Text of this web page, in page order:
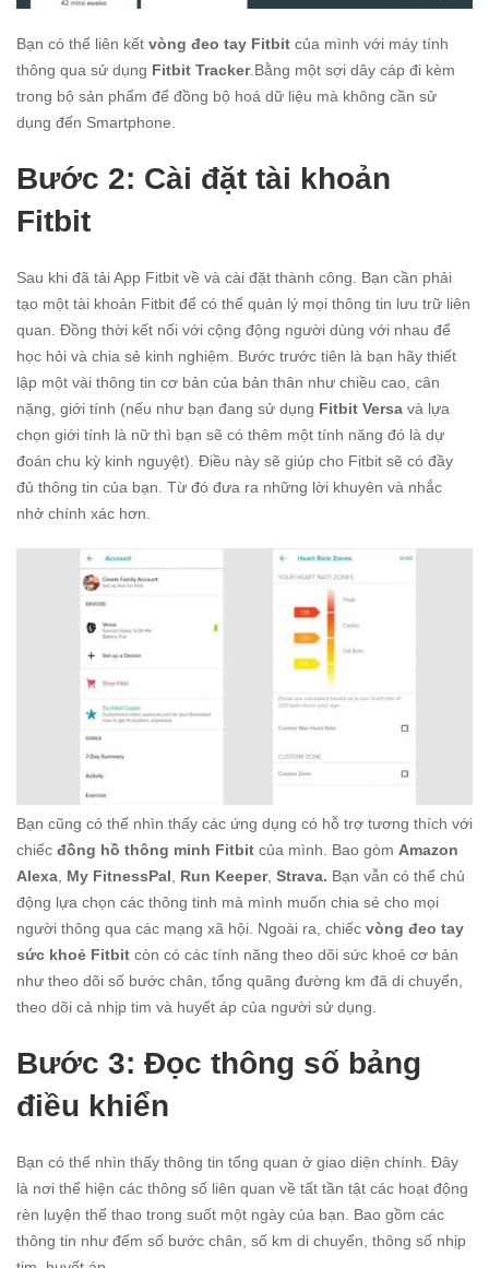
Bạn có thể liên kết vòng đeo tay Fitbit của mình với máy tính
thông qua sử dụng Fitbit Tracker.Bằng một sợi dây cáp đi kèm
trong bộ sản phẩm để đồng bộ hoá dữ liệu mà không cần sử
dụng đến Smartphone.
Bước 2: Cài đặt tài khoản
Fitbit
Sau khi đã tải App Fitbit về và cài đặt thành công. Bạn cần phải
tạo một tài khoản Fitbit để có thể quản lý mọi thông tin lưu trữ liên
quan. Đồng thời kết nối với cộng động người dùng với nhau để
học hỏi và chia sẻ kinh nghiệm. Bước trước tiên là bạn hãy thiết
lập một vài thông tin cơ bản của bản thân như chiều cao, cân
nặng, giới tính (nếu như bạn đang sử dụng Fitbit Versa và lựa
chọn giới tính là nữ thì bạn sẽ có thêm một tính năng đó là dự
đoán chu kỳ kinh nguyệt). Điều này sẽ giúp cho Fitbit sẽ có đầy
đủ thông tin của bạn. Từ đó đưa ra những lời khuyên và nhắc
nhở chính xác hơn.
Bạn cũng có thể nhìn thấy các ứng dụng có hỗ trợ tương thích với
chiếc đồng hồ thông minh Fitbit của mình. Bao gòm Amazon
Alexa My FitnessPal Run Keeper, Strava. Bạn vẫn có thể chủ
động lựa chọn các thông tinh mà mình muốn chia sẻ cho mọi
người thông qua các mạng xã hội. Ngoài ra, chiếc vòng đeo tay
sức khoẻ Fitbit còn có các tính năng theo dõi sức khoẻ cơ bản
như theo dõi số bước chân, tổng quãng đường km đã di chuyển,
theo dõi cả nhịp tim và huyết áp của người sử dụng.
Bước 3: Đọc thông số bảng
điều khiển
Bạn có thể nhìn thấy thông tin tổng quan ở giao diện chính. Đây
là nơi thể hiện các thông số liên quan về tất tần tật các hoạt động
rèn luyện thể thao trong suốt một ngày của bạn. Bao gồm các
thông tin như đếm số bước chân, số km di chuyển, thông số nhịp